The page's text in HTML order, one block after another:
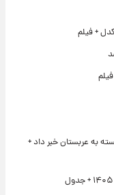
+ فیلم
به عربستان خبر داد +